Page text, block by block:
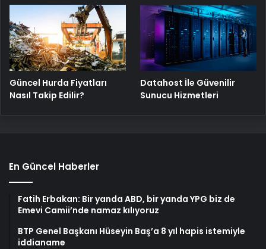
Güncel Hurda Fiyatları
Nasıl Takip Edilir?
Datahost İle Güvenilir
Sunucu Hizmetleri
En Güncel Haberler
Fatih Erbakan: Bir yanda ABD, bir yanda YPG biz de
Emevi Camii’nde namaz kılıyoruz
BTP Genel Başkanı Hüseyin Baş’a 8 yıl hapis istemiyle
iddianame